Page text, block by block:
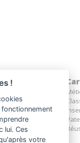
!
lui. Ces
votre